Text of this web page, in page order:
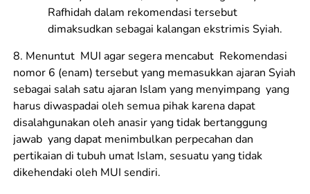
Rafhidah dalam rekomendasi tersebut
dimaksudkan sebagai kalangan ekstrimis Syiah.
8. Menuntut MUI agar segera mencabut Rekomendasi
nomor 6 (enam) tersebut yang memasukkan ajaran Syiah
sebagai salah satu ajaran Islam yang menyimpang yang
harus diwaspadai oleh semua pihak karena dapat
disalahgunakan oleh anasir yang tidak bertanggung
jawab yang dapat menimbulkan perpecahan dan
pertikaian di tubuh umat Islam, sesuatu yang tidak
dikehendaki oleh MUI sendiri.